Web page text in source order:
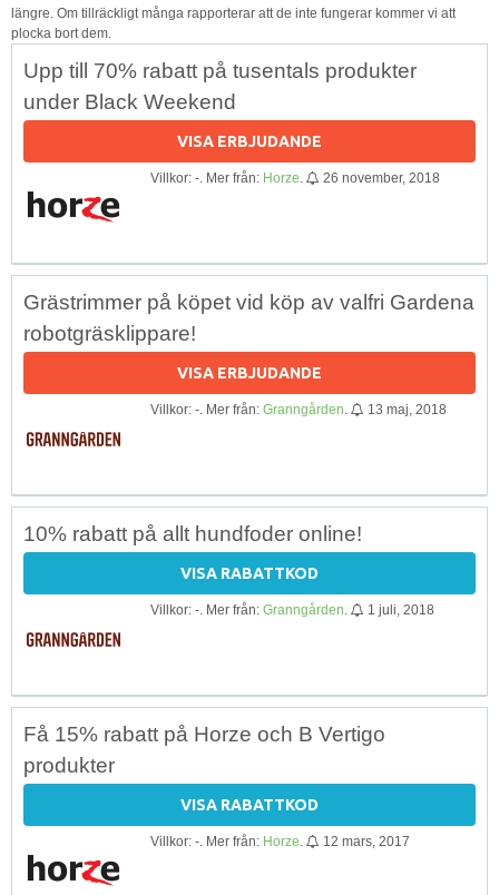
längre. Om tillräckligt många rapporterar att de inte fungerar kommer vi att
plocka bort dem.
Upp till 70% rabatt på tusentals produkter
under Black Weekend
VISA ERBJUDANDE
Villkor: -. Mer från: Horze 26 november, 2018
Grästrimmer på köpet vid köp av valfri Gardena
robotgräsklippare!
VISA ERBJUDANDE
Villkor: -. Mer från: Granngården 13 maj, 2018
10% rabatt på allt hundfoder online!
VISA RABATTKOD
Villkor: -. Mer från: Granngården 1 juli, 2018
Få 15% rabatt på Horze och B Vertigo
produkter
VISA RABATTKOD
Villkor: -. Mer från: Horze 12 mars, 2017